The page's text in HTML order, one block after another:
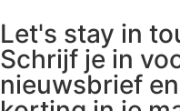
Let's stay in
Schrijf je in
nieuwsbrief